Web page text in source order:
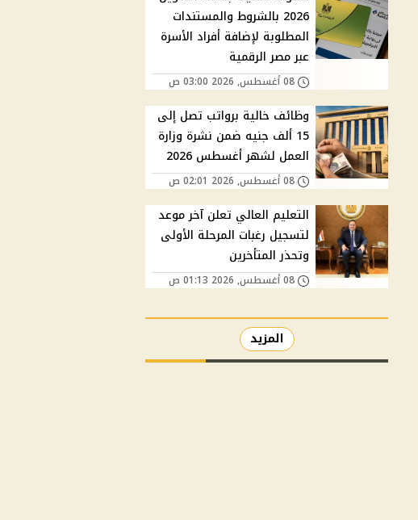
2026 بالشروط والمستندات
المطلوبة لإضافة أفراد الأسرة
عبر مصر الرقمية
08 أغسطس, 2026 03:00 ص
وظائف خالية برواتب تصل إلى
15 ألف جنيه ضمن نشرة وزارة
العمل لشهر أغسطس 2026
08 أغسطس, 2026 02:01 ص
التعليم العالي تعلن آخر موعد
لتسجيل رغبات المرحلة الأولى
وتحذر المتأخرين
08 أغسطس, 2026 01:13 ص
المزيد